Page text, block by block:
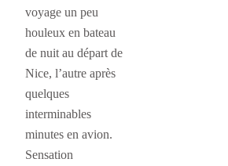
voyage un peu
houleux en bateau
de nuit au départ de
Nice, l’autre après
quelques
interminables
minutes en avion.
Sensation